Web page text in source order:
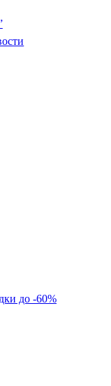
до -60%